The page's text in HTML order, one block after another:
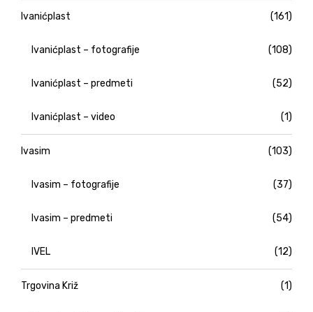
Ivanićplast (161)
Ivanićplast – fotografije (108)
Ivanićplast – predmeti (52)
Ivanićplast – video (1)
Ivasim (103)
Ivasim – fotografije (37)
Ivasim – predmeti (54)
IVEL (12)
Trgovina Križ (1)